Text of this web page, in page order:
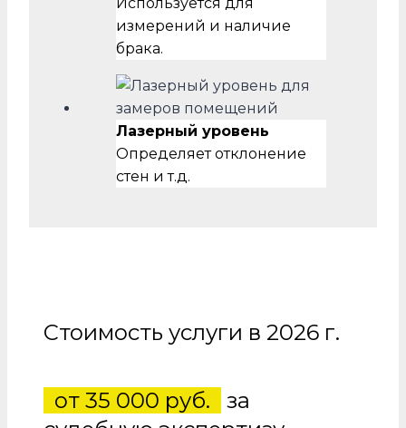
измерений и наличие
брака.
Лазерный уровень
Определяет отклонение
стен и т.д.
Стоимость услуги в 2026 г.
от 35 000 руб.
за